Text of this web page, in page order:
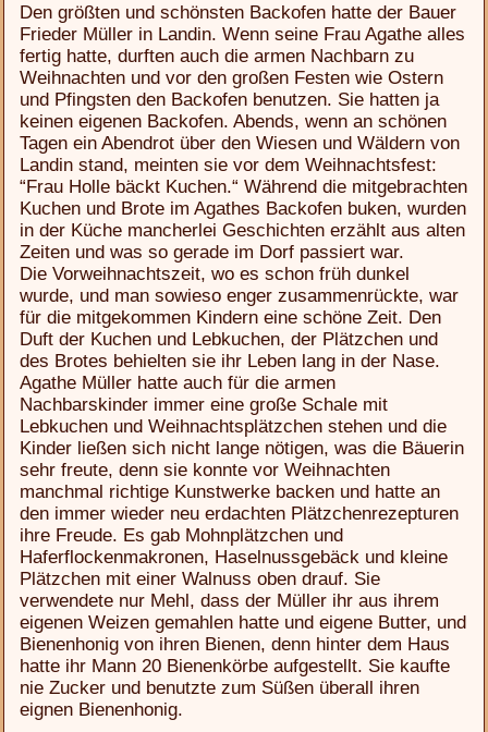
Den größten und schönsten Backofen hatte der Bauer
Frieder Müller in Landin. Wenn seine Frau Agathe alles
fertig hatte, durften auch die armen Nachbarn zu
Weihnachten und vor den großen Festen wie Ostern
und Pfingsten den Backofen benutzen. Sie hatten ja
keinen eigenen Backofen. Abends, wenn an schönen
Tagen ein Abendrot über den Wiesen und Wäldern von
Landin stand, meinten sie vor dem Weihnachtsfest:
“Frau Holle bäckt Kuchen.“ Während die mitgebrachten
Kuchen und Brote im Agathes Backofen buken, wurden
in der Küche mancherlei Geschichten erzählt aus alten
Zeiten und was so gerade im Dorf passiert war.
Die Vorweihnachtszeit, wo es schon früh dunkel
wurde, und man sowieso enger zusammenrückte, war
für die mitgekommen Kindern eine schöne Zeit. Den
Duft der Kuchen und Lebkuchen, der Plätzchen und
des Brotes behielten sie ihr Leben lang in der Nase.
Agathe Müller hatte auch für die armen
Nachbarskinder immer eine große Schale mit
Lebkuchen und Weihnachtsplätzchen stehen und die
Kinder ließen sich nicht lange nötigen, was die Bäuerin
sehr freute, denn sie konnte vor Weihnachten
manchmal richtige Kunstwerke backen und hatte an
den immer wieder neu erdachten Plätzchenrezepturen
ihre Freude. Es gab Mohnplätzchen und
Haferflockenmakronen, Haselnussgebäck und kleine
Plätzchen mit einer Walnuss oben drauf. Sie
verwendete nur Mehl, dass der Müller ihr aus ihrem
eigenen Weizen gemahlen hatte und eigene Butter, und
Bienenhonig von ihren Bienen, denn hinter dem Haus
hatte ihr Mann 20 Bienenkörbe aufgestellt. Sie kaufte
nie Zucker und benutzte zum Süßen überall ihren
eignen Bienenhonig.